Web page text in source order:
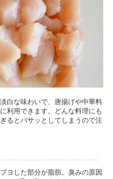
白な味わいで、唐揚げや中華料
利用できます。どんな料理にも
るとパサッとしてしまうので注
ヨした部分が脂肪。臭みの原因